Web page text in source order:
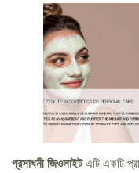
প্রসাধনী জিওলাইটএটি একটি